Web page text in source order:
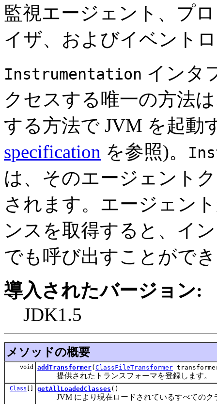
監視エージェント、プ
イザ、およびイベント
Instrumentation インタ
クセスする唯一の方法
する方法で JVM を起動
specification を参照)。
は、そのエージェント
されます。エージェン
ンスを取得すると、イ
でも呼び出すことがで
導入されたバージョン:
JDK1.5
メソッドの概要
void addTransformer( ClassFileTransformer
提供されたトランスフォーマを登録します。
Class [] getAllLoadedClasses ()
JVM により現在ロードされているすべてのク